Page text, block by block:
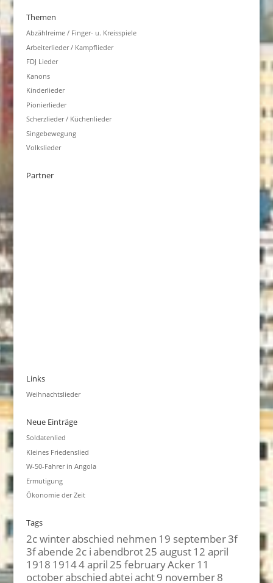
Themen
Abzählreime / Finger- u. Kreisspiele
Arbeiterlieder / Kampflieder
FDJ Lieder
Kanons
Kinderlieder
Pionierlieder
Scherzlieder / Küchenlieder
Singebewegung
Volkslieder
Partner
Links
Weihnachtslieder
Neue Einträge
Soldatenlied
Kleines Friedenslied
W-50-Fahrer in Angola
Ermutigung
Ökonomie der Zeit
Tags
2c winterabschied nehmen 19 september3f
3fabende2c iabendbrot25 august12 april
1918 19144 april25 februaryAcker11
octoberabschiedabteiacht9 november8